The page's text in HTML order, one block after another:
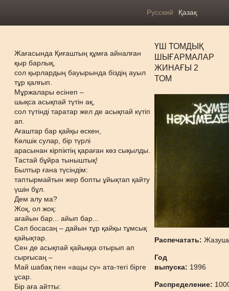
Русский Қазақ
Жағасында Қиғаштың құмға айналған
қыр барлық,
сол қырлардың бауырында біздің ауыл
тұр қалғып.
Мұржалары есінеп –
шықса асықпай түтін ақ,
сол түтінді таратар жел де асықпай күтіп
ап.
Ағаштар бар қайқы өскен,
Көлшік сулар, бір түрлі
арасынан кірпіктің қараған көз сықылды.
Тастай бұйра тыныштық!
Былтыр ғана түсіндім:
таптырмайтын жер бопты ұйықтап қайту
үшін бұл.
Дем алу ма?
Жоқ, ол жоқ:
ағайын бар... айып бар...
Сәл босасаң – дайын тұр қайқы тұмсық
қайықтар.
Сен де асықпай қайыққа отырып ап
сырғысаң –
Май шабақ пен «ащы су» ата-тегі бірге
ұсар.
Бір аға айтты:
ҮШ ТОМДЫҚ
ШЫҒАРМАЛАР
ЖИНАҒЫ 2
ТОМ
Распечатать:
Год
выпуска: 1996
Распределение: